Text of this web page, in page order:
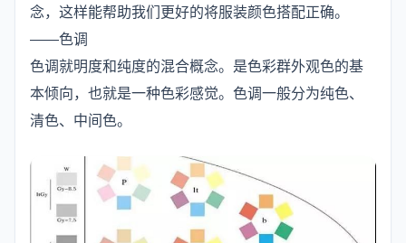
念，这样能帮助我们更好的将服装颜色搭配正确。
——色调
色调就明度和纯度的混合概念。是色彩群外观色的基
本倾向，也就是一种色彩感觉。色调一般分为纯色、
清色、中间色。